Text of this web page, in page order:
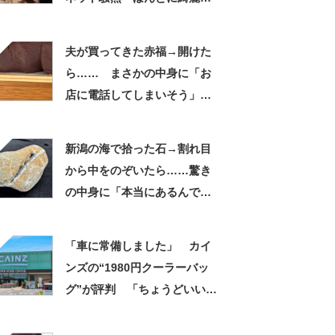
夫が買ってきた赤福→開けた
ら…… まさかの中身に「お
店に電話してしまいそう」
新潟の海で拾った石→割れ目
から中をのぞいたら……驚き
の中身に「本当にあるんです
「車に常備しました」 カイ
ンズの“1980円クーラーバッ
グ”が評判 「ちょうどいい大